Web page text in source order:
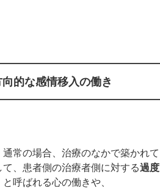
的な感情移入の働き
常の場合、治療のなかで築かれて
て、患者側の治療者側に対する過度
と呼ばれる心の働きや、